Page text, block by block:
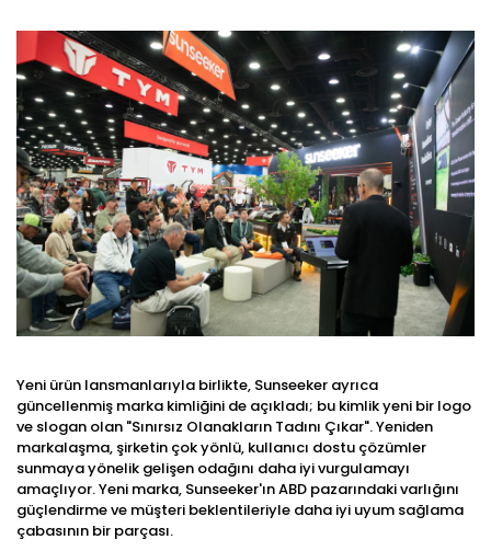
Yeni ürün lansmanlarıyla birlikte, Sunseeker ayrıca
güncellenmiş marka kimliğini de açıkladı; bu kimlik yeni bir logo
ve slogan olan "Sınırsız Olanakların Tadını Çıkar". Yeniden
markalaşma, şirketin çok yönlü, kullanıcı dostu çözümler
sunmaya yönelik gelişen odağını daha iyi vurgulamayı
amaçlıyor. Yeni marka, Sunseeker'ın ABD pazarındaki varlığını
güçlendirme ve müşteri beklentileriyle daha iyi uyum sağlama
çabasının bir parçası.